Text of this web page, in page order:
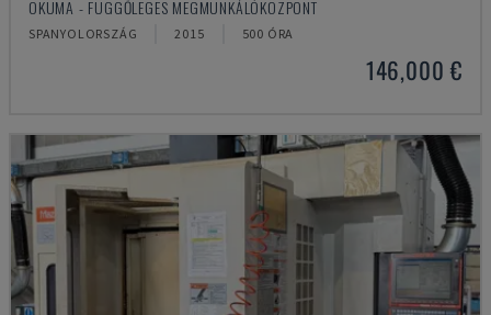
OKUMA - FÜGGŐLEGES MEGMUNKÁLÓKÖZPONT
SPANYOLORSZÁG 2015 500 ÓRA
146,000 €